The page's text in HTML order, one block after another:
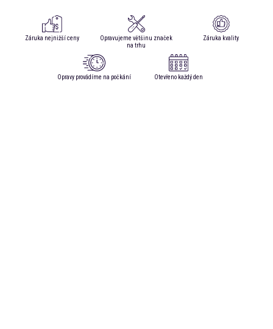
Záruka nejnižší ceny
Opravujeme většinu značek
na trhu
Záruka kvality
Opravy provádíme na počkání Otevřeno každý den